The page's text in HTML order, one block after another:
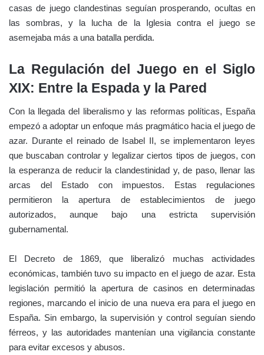
casas de juego clandestinas seguían prosperando, ocultas en
las sombras, y la lucha de la Iglesia contra el juego se
asemejaba más a una batalla perdida.
La Regulación del Juego en el Siglo
XIX: Entre la Espada y la Pared
Con la llegada del liberalismo y las reformas políticas, España
empezó a adoptar un enfoque más pragmático hacia el juego de
azar. Durante el reinado de Isabel II, se implementaron leyes
que buscaban controlar y legalizar ciertos tipos de juegos, con
la esperanza de reducir la clandestinidad y, de paso, llenar las
arcas del Estado con impuestos. Estas regulaciones
permitieron la apertura de establecimientos de juego
autorizados, aunque bajo una estricta supervisión
gubernamental.
El Decreto de 1869, que liberalizó muchas actividades
económicas, también tuvo su impacto en el juego de azar. Esta
legislación permitió la apertura de casinos en determinadas
regiones, marcando el inicio de una nueva era para el juego en
España. Sin embargo, la supervisión y control seguían siendo
férreos, y las autoridades mantenían una vigilancia constante
para evitar excesos y abusos.